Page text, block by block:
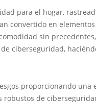
para el hogar,
convertido en elementos
sin
ciberseguridad,
proporcionando una
de